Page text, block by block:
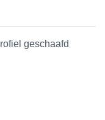
geschaafd